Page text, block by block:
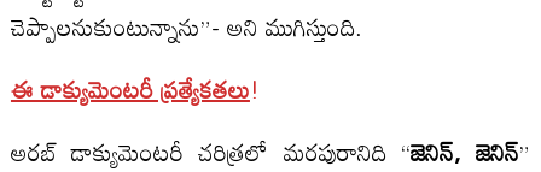
చెప్పాలనుకుంటున్నాను”- అని ముగిస్తుంది.
ఈ డాక్యుమెంటరీ ప్రత్యేకతలు!
అరబ్ డాక్యుమెంటరీ చరిత్రలో మరపురానిది “జెనిన్,జెనిన్”